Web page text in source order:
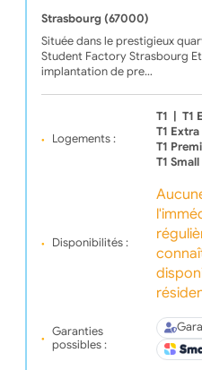
Strasbourg (67000)
Située dans le prestigieux
Student Factory Strasbourg
implantation de pre…
Logements :
T1 | T1
T1
T1
T1
Disponibilités :
Garanties
possibles :